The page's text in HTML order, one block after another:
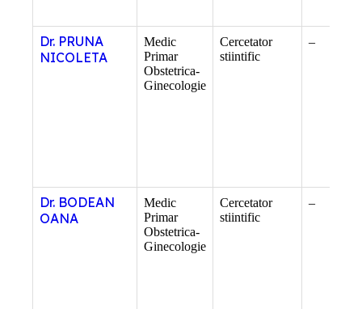
Dr. PRUNA
NICOLETA
Medic
Primar
Obstetrica-
Ginecologie
Cercetator
stiintific
–
Dr. BODEAN
OANA
Medic
Primar
Obstetrica-
Ginecologie
Cercetator
stiintific
–